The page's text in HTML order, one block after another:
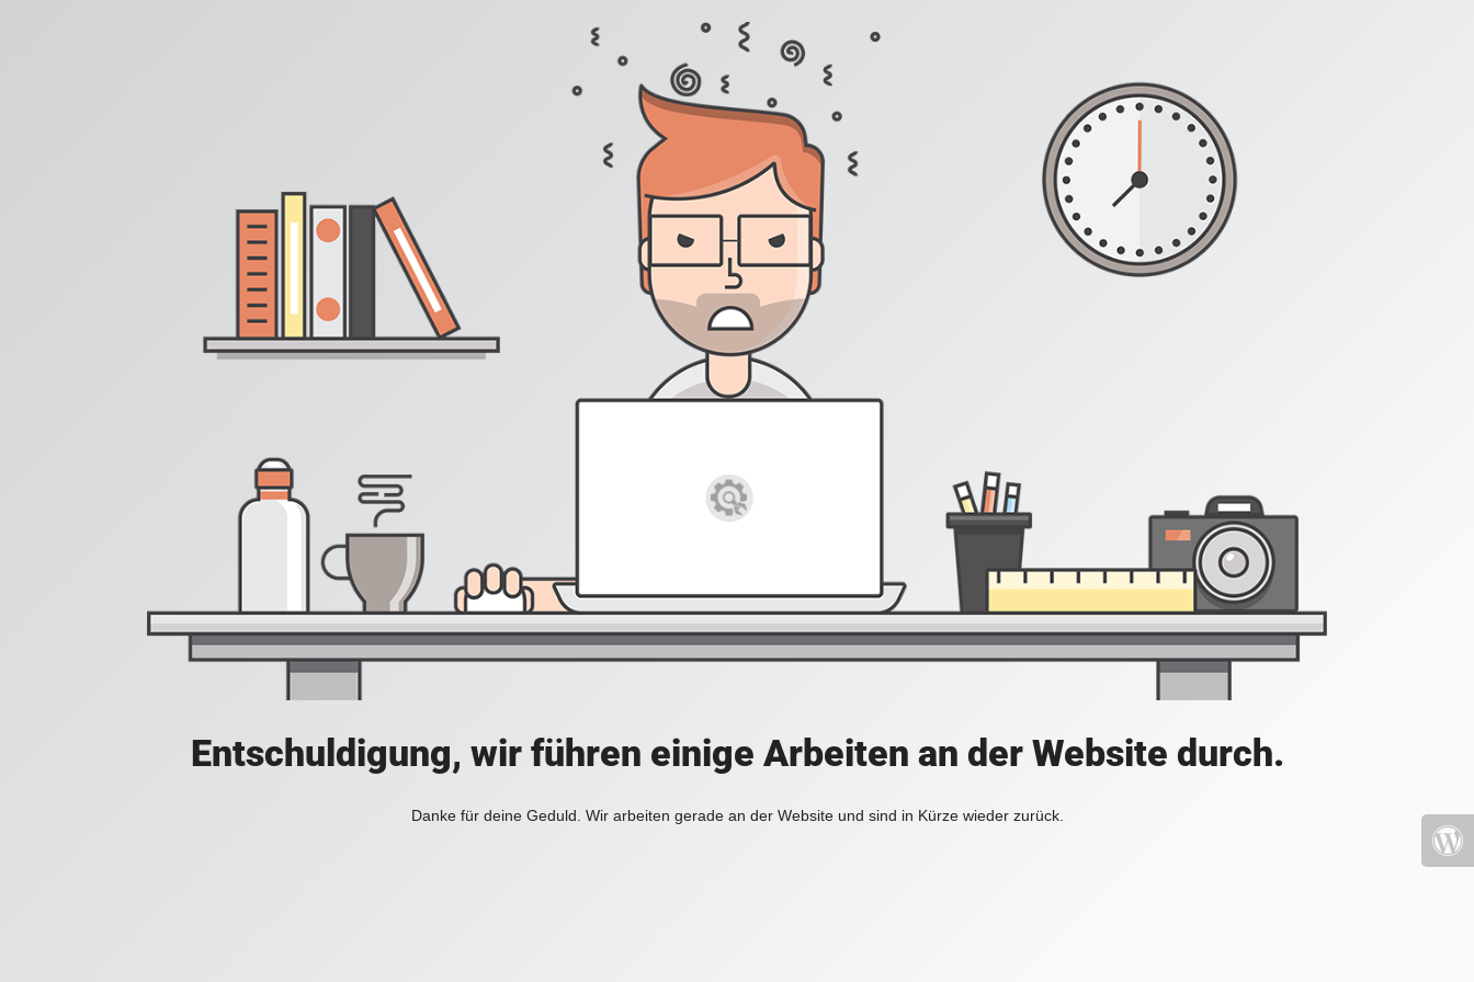
Entschuldigung, wir führen einige Arbeiten an der Website durch.
Danke für deine Geduld. Wir arbeiten gerade an der Website und sind in Kürze wieder zurück.